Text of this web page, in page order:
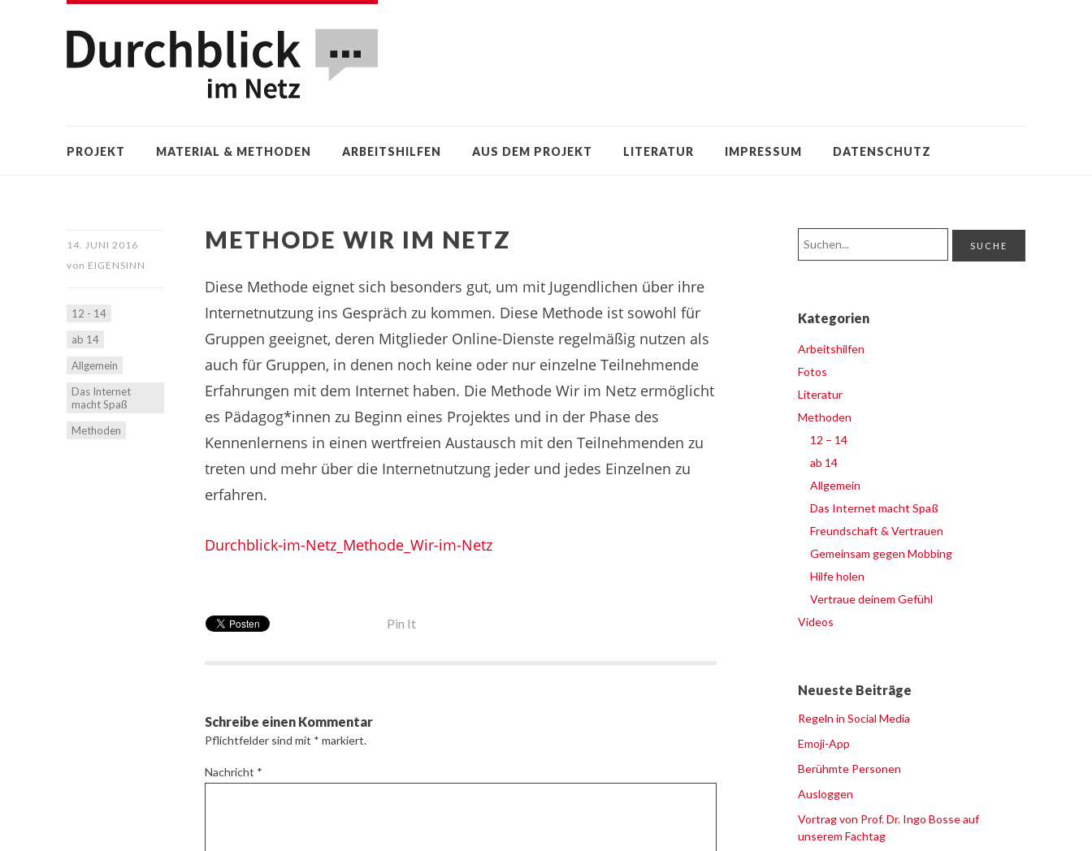
PROJEKT MATERIAL & METHODEN ARBEITSHILFEN AUS DEM PROJEKT LITERATUR IMPRESSUM DATENSCHUTZ
14. JUNI 2016
von EIGENSINN
12 - 14
ab 14
Allgemein
Das Internet
macht Spaß
Methoden
METHODE WIR IM NETZ
Diese Methode eignet sich besonders gut, um mit Jugendlichen über ihre
Internetnutzung ins Gespräch zu kommen. Diese Methode ist sowohl für
Gruppen geeignet, deren Mitglieder Online-Dienste regelmäßig nutzen als
auch für Gruppen, in denen noch keine oder nur einzelne Teilnehmende
Erfahrungen mit dem Internet haben. Die Methode Wir im Netz ermöglicht
es Pädagog*innen zu Beginn eines Projektes und in der Phase des
Kennenlernens in einen wertfreien Austausch mit den Teilnehmenden zu
treten und mehr über die Internetnutzung jeder und jedes Einzelnen zu
erfahren.
Durchblick-im-Netz_Methode_Wir-im-Netz
Pin It
Schreibe einen Kommentar
Pflichtfelder sind mit * markiert.
Nachricht *
Kategorien
Arbeitshilfen
Fotos
Literatur
Methoden
12 – 14
ab 14
Allgemein
Das Internet macht Spaß
Freundschaft & Vertrauen
Gemeinsam gegen Mobbing
Hilfe holen
Vertraue deinem Gefühl
Videos
Neueste Beiträge
Regeln in Social Media
Emoji-App
Berühmte Personen
Ausloggen
Vortrag von Prof. Dr. Ingo Bosse auf
unserem Fachtag